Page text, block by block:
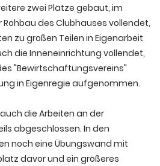
zwei Plätze gebaut, im
des Clubhauses vollendet,
zu großen Teilen in Eigenarbeit
die Inneneinrichtung vollendet,
"Bewirtschaftungsvereins"
in Eigenregie aufgenommen.
die Arbeiten an der
abgeschlossen. In den
noch eine Übungswand mit
davor und ein größeres